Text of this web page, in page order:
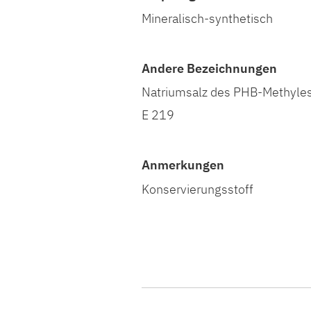
Mineralisch-synthetisch
Andere Bezeichnungen
Natriumsalz des PHB-
E 219
Anmerkungen
Konservierungsstoff